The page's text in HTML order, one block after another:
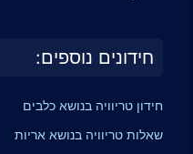
חידונים נוספים:
חידון טריוויה בנושא כלבים
שאלות טריוויה בנושא אריות